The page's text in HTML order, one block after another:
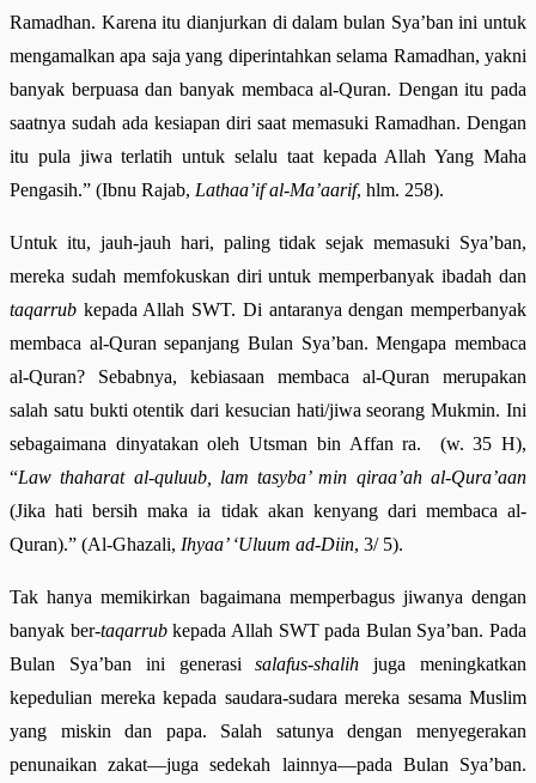
Ramadhan. Karena itu dianjurkan di dalam bulan Sya’ban ini untuk
mengamalkan apa saja yang diperintahkan selama Ramadhan, yakni
banyak berpuasa dan banyak membaca al-Quran. Dengan itu pada
saatnya sudah ada kesiapan diri saat memasuki Ramadhan. Dengan
itu pula jiwa terlatih untuk selalu taat kepada Allah Yang Maha
Pengasih.” (Ibnu Rajab, Lathaa’if al-Ma’aarif, hlm. 258).
Untuk itu, jauh-jauh hari, paling tidak sejak memasuki Sya’ban,
mereka sudah memfokuskan diri untuk memperbanyak ibadah dan
taqarrub kepada Allah SWT. Di antaranya dengan memperbanyak
membaca al-Quran sepanjang Bulan Sya’ban. Mengapa membaca
al-Quran? Sebabnya, kebiasaan membaca al-Quran merupakan
salah satu bukti otentik dari kesucian hati/jiwa seorang Mukmin. Ini
sebagaimana dinyatakan oleh Utsman bin Affan ra. (w. 35 H),
“Law thaharat al-quluub, lam tasyba’ min qiraa’ah al-Qura’aan
(Jika hati bersih maka ia tidak akan kenyang dari membaca al-
Quran).” (Al-Ghazali, Ihyaa’ ‘Uluum ad-Diin, 3/ 5).
Tak hanya memikirkan bagaimana memperbagus jiwanya dengan
banyak ber-taqarrubkepada Allah SWT pada Bulan Sya’ban. Pada
Bulan Sya’ban ini generasisalafus-shalih juga meningkatkan
kepedulian mereka kepada saudara-sudara mereka sesama Muslim
yang miskin dan papa. Salah satunya dengan menyegerakan
penunaikan zakat—juga sedekah lainnya—pada Bulan Sya’ban.